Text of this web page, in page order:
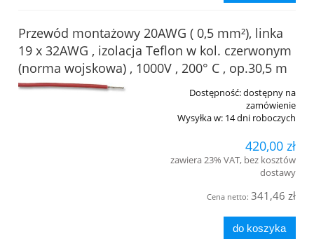
Przewód montażowy 20AWG ( 0,5 mm²), linka
19 x 32AWG , izolacja Teflon w kol. czerwonym
(norma wojskowa) , 1000V , 200° C , op.30,5 m
Dostępność:dostępny na
zamówienie
Wysyłka w: 14 dni roboczych
420,00 zł
zawiera 23% VAT, bez kosztów
dostawy
Cena netto: 341,46 zł
do koszyka